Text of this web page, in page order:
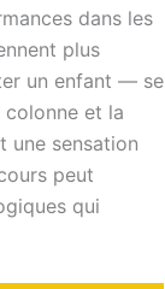
dans les
plus
un enfant — se
colonne et la
une sensation
peut
qui